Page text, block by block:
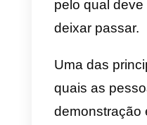
melhorar
que ao
você a